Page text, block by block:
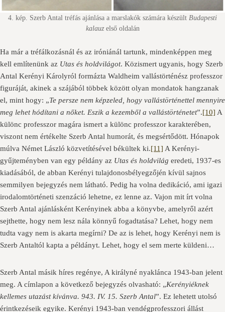
4. kép. Szerb Antal tréfás ajánlása a marslakók számára készült Budapesti
kalauzelső oldalán
Ha már a tréfálkozásnál és az iróniánál tartunk, mindenképpen meg
kell említenünk az Utas és holdvilágot. Közismert ugyanis, hogy Szerb
Antal Kerényi Károlyról formázta Waldheim vallástörténész professzor
figuráját, akinek a szájából többek között olyan mondatok hangzanak
el, mint hogy: „Te persze nem képzeled, hogy vallástörténettel mennyire
meg lehet hódítani a nőket. Eszik a kezemből a vallástörténetet”.[10] A
különc professzor magára ismert a különc professzor karakterében,
viszont nem értékelte Szerb Antal humorát, és megsértődött. Hónapok
múlva Német László közvetítésével békültek ki.[11] A Kerényi-
gyűjteményben van egy példány az Utas és holdvilág eredeti, 1937-es
kiadásából, de abban Kerényi tulajdonosbélyegzőjén kívül sajnos
semmilyen bejegyzés nem látható. Pedig ha volna dedikáció, ami igazi
irodalomtörténeti szenzáció lehetne, ez lenne az. Vajon mit írt volna
Szerb Antal ajánlásként Kerényinek abba a könyvbe, amelyről azért
sejthette, hogy nem lesz nála könnyű fogadtatása? Lehet, hogy nem
tudta vagy nem is akarta megírni? De az is lehet, hogy Kerényi nem is
Szerb Antaltól kapta a példányt. Lehet, hogy el sem merte küldeni…
Szerb Antal másik híres regénye, A királyné nyaklánca 1943-ban jelent
meg. A címlapon a következő bejegyzés olvasható: „Kerényiéknek
kellemes utazást kívánva. 943. IV. 15. Szerb Antal”. Ez lehetett utolsó
érintkezéseik egyike. Kerényi 1943-ban vendégprofesszori állást